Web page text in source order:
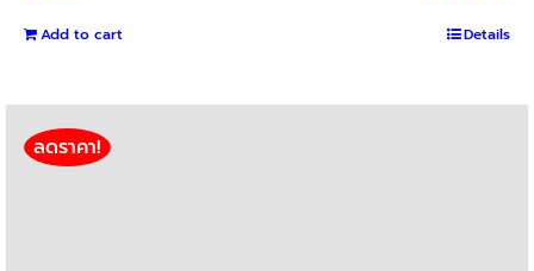
out of 5
Add to cart Details
ลดราคา!